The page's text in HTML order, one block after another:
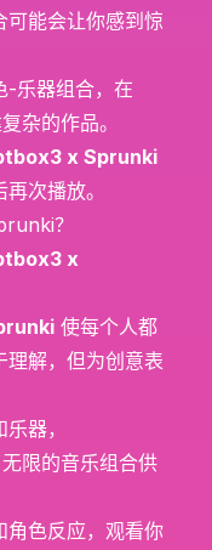
可能会让你感到惊
-乐器组合，在
杂的作品。
x Sprunki
次播放。
？
x
使每个人都
理解，但为创意表
器，
限的音乐组合供
角色反应，观看你